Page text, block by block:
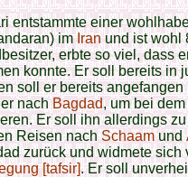
entstammte einer
imIranund ist wohl
erbte so viel, dass
konnte. Er soll bereits in
soll er bereits
nachBagdad, um bei
Er soll ihn allerdings
Reisen nachSchaamund
zurück und widmete
[tafsir]. Er soll